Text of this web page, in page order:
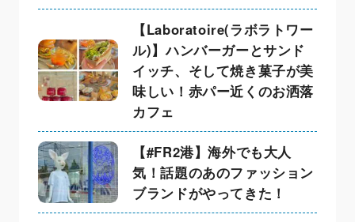
【Laboratoire(ラボラトワー
ル)】ハンバーガーとサンド
イッチ、そして焼き菓子が美
味しい！赤パー近くのお洒落
カフェ
【#FR2港】海外でも大人
気！話題のあのファッション
ブランドがやってきた！